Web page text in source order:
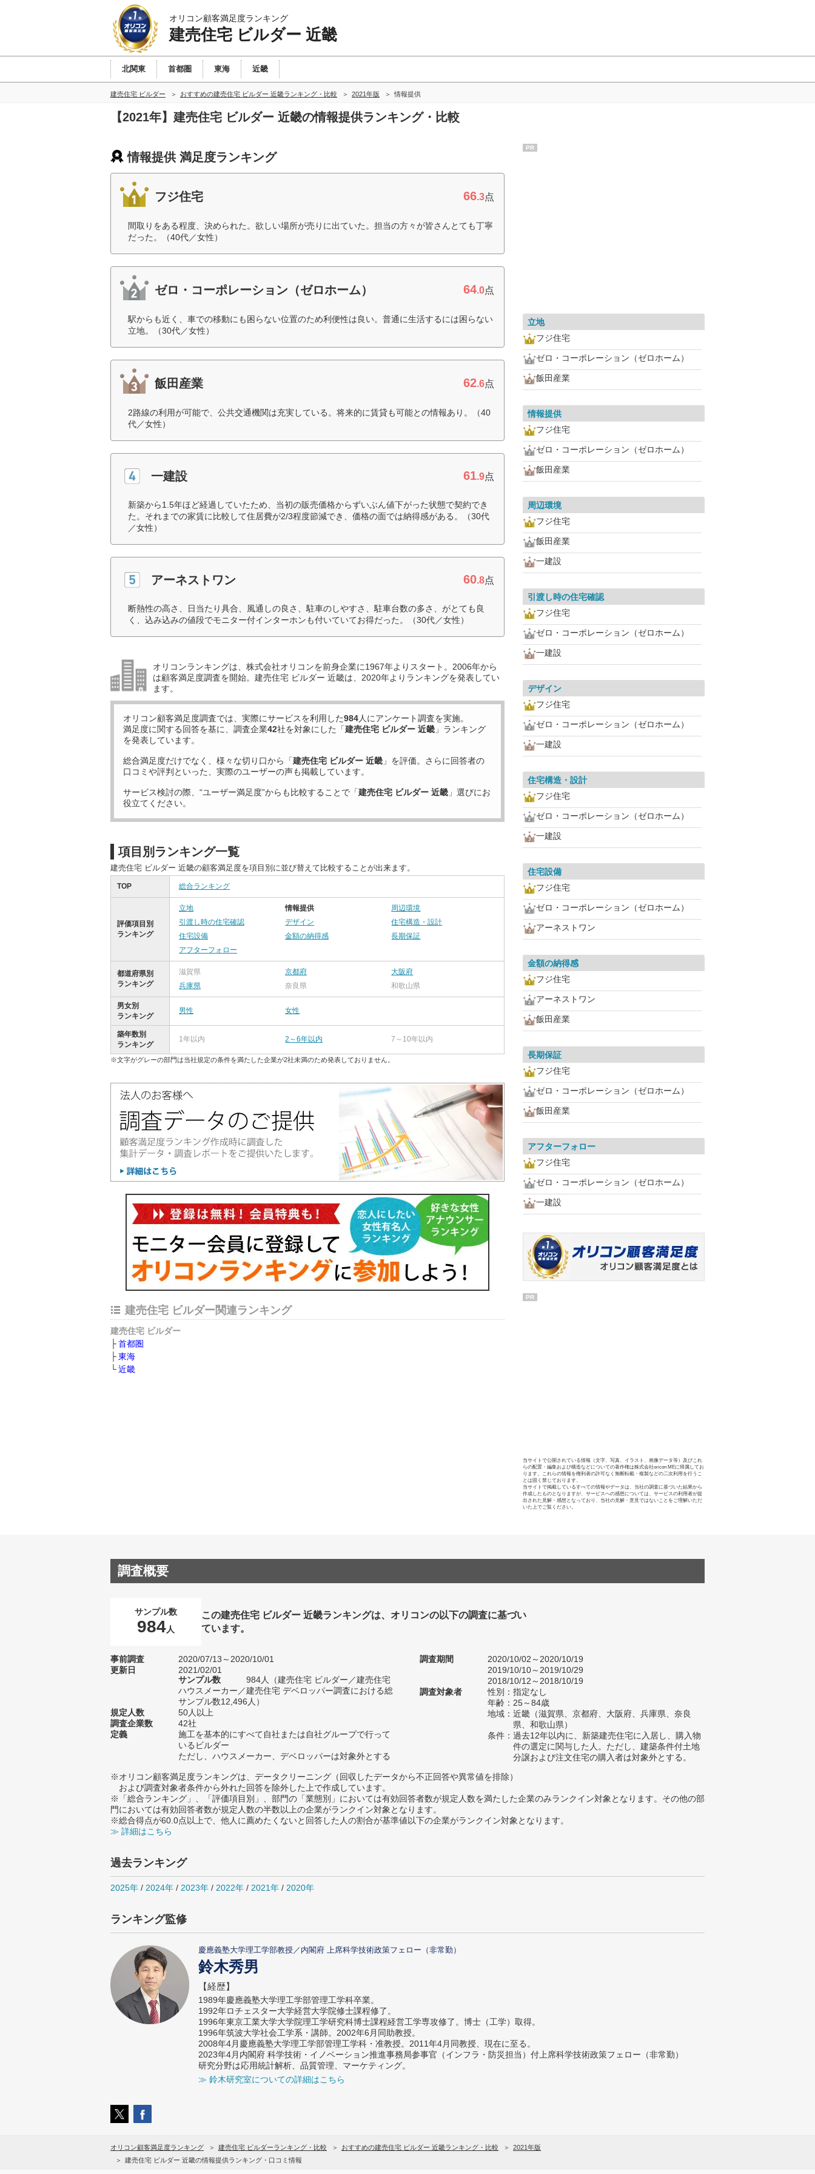
オリコン顧客満足度ランキング
建売住宅 ビルダー 近畿
北関東 首都圏 東海 近畿
建売住宅 ビルダー おすすめの建売住宅 ビルダー 近畿ランキング・比較 2021年版 情報提供
【2021年】建売住宅 ビルダー 近畿の情報提供ランキング・比較
情報提供 満足度ランキング
フジ住宅 66.3点
間取りをある程度、決められた。欲しい場所が売りに出ていた。担当の方々が皆さんとても丁寧
だった。（40代／女性）
ゼロ・コーポレーション（ゼロホーム） 64.0点
駅からも近く、車での移動にも困らない位置のため利便性は良い。普通に生活するには困らない
立地。（30代／女性）
飯田産業 62.6点
2路線の利用が可能で、公共交通機関は充実している。将来的に賃貸も可能との情報あり。（40
代／女性）
一建設 61.9点
新築から1.5年ほど経過していたため、当初の販売価格からずいぶん値下がった状態で契約でき
た。それまでの家賃に比較して住居費が2/3程度節減でき、価格の面では納得感がある。（30代
／女性）
アーネストワン 60.8点
断熱性の高さ、日当たり具合、風通しの良さ、駐車のしやすさ、駐車台数の多さ、がとても良
く、込み込みの値段でモニター付インターホンも付いていてお得だった。（30代／女性）
オリコンランキングは、株式会社オリコンを前身企業に1967年よりスタート。2006年から
は顧客満足度調査を開始。建売住宅 ビルダー 近畿は、2020年よりランキングを発表してい
ます。
オリコン顧客満足度調査では、実際にサービスを利用した984人にアンケート調査を実施。
満足度に関する回答を基に、調査企業42社を対象にした「建売住宅 ビルダー 近畿 」ランキング
を発表しています。
総合満足度だけでなく、様々な切り口から「建売住宅 ビルダー 近畿 」を評価。さらに回答者の
口コミや評判といった、実際のユーザーの声も掲載しています。
サービス検討の際、“ユーザー満足度”からも比較することで「建売住宅 ビルダー 近畿 」選びにお
役立てください。
項目別ランキング一覧
建売住宅 ビルダー 近畿の顧客満足度を項目別に並び替えて比較することが出来ます。
TOP 総合ランキング
評価項目別
ランキング
立地 情報提供
周辺環境
引渡し時の住宅確認
デザイン
住宅構造・設計
住宅設備
金額の納得感
長期保証
アフターフォロー
都道府県別
ランキング
滋賀県 京都府
大阪府
兵庫県
奈良県 和歌山県
男女別
ランキング
男性 女性
築年数別
ランキング
1年以内 2～6年以内 7～10年以内
※文字がグレーの部門は当社規定の条件を満たした企業が2社未満のため発表しておりません。
建売住宅 ビルダー関連ランキング
建売住宅 ビルダー
首都圏
東海
近畿
PR
立地
フジ住宅
ゼロ・コーポレーション（ゼロホーム）
飯田産業
情報提供
フジ住宅
ゼロ・コーポレーション（ゼロホーム）
飯田産業
周辺環境
フジ住宅
飯田産業
一建設
引渡し時の住宅確認
フジ住宅
ゼロ・コーポレーション（ゼロホーム）
一建設
デザイン
フジ住宅
ゼロ・コーポレーション（ゼロホーム）
一建設
住宅構造・設計
フジ住宅
ゼロ・コーポレーション（ゼロホーム）
一建設
住宅設備
フジ住宅
ゼロ・コーポレーション（ゼロホーム）
アーネストワン
金額の納得感
フジ住宅
アーネストワン
飯田産業
長期保証
フジ住宅
ゼロ・コーポレーション（ゼロホーム）
飯田産業
アフターフォロー
フジ住宅
ゼロ・コーポレーション（ゼロホーム）
一建設
PR
当サイトで公開されている情報（文字、写真、イラスト、画像データ等）及びこれ
らの配置・編集および構造などについての著作権は株式会社oricon MEに帰属してお
ります。これらの情報を権利者の許可なく無断転載・複製などの二次利用を行うこ
とは固く禁じております。
当サイトで掲載しているすべての情報やデータは、当社の調査に基づいた結果から
作成したものとなりますが、サービスへの感想については、サービスの利用者が提
出された見解・感想となっており、当社の見解・意見ではないことをご理解いただ
いた上でご覧ください。
調査概要
サンプル数
984人
この建売住宅 ビルダー 近畿ランキングは、オリコンの以下の調査に基づい
ています。
事前調査
2020/07/13～2020/10/01
更新日
2021/02/01
サンプル数
984人（建売住宅 ビルダー／建売住宅
ハウスメーカー／建売住宅 デベロッパー調査における総
サンプル数12,496人）
規定人数
50人以上
調査企業数
42社
定義
施工を基本的にすべて自社または自社グループで行って
いるビルダー
ただし、ハウスメーカー、デベロッパーは対象外とする
調査期間
2020/10/02～2020/10/19
2019/10/10～2019/10/29
2018/10/12～2018/10/19
調査対象者
性別：指定なし
年齢：25～84歳
地域：近畿（滋賀県、京都府、大阪府、兵庫県、奈良
県、和歌山県）
条件：過去12年以内に、新築建売住宅に入居し、購入物
件の選定に関与した人。ただし、建築条件付土地
分譲および注文住宅の購入者は対象外とする。
※オリコン顧客満足度ランキングは、データクリーニング（回収したデータから不正回答や異常値を排除）
および調査対象者条件から外れた回答を除外した上で作成しています。
※「総合ランキング」、「評価項目別」、部門の「業態別」においては有効回答者数が規定人数を満たした企業のみランクイン対象となります。その他の部
門においては有効回答者数が規定人数の半数以上の企業がランクイン対象となります。
※総合得点が60.0点以上で、他人に薦めたくないと回答した人の割合が基準値以下の企業がランクイン対象となります。
≫ 詳細はこちら
過去ランキング
2025年 / 2024年 / 2023年 / 2022年 / 2021年 / 2020年
ランキング監修
慶應義塾大学理工学部教授／内閣府 上席科学技術政策フェロー（非常勤）
鈴木秀男
【経歴】
1989年慶應義塾大学理工学部管理工学科卒業。
1992年ロチェスター大学経営大学院修士課程修了。
1996年東京工業大学大学院理工学研究科博士課程経営工学専攻修了。博士（工学）取得。
1996年筑波大学社会工学系・講師。2002年6月同助教授。
2008年4月慶應義塾大学理工学部管理工学科・准教授。2011年4月同教授、現在に至る。
2023年4月内閣府 科学技術・イノベーション推進事務局参事官（インフラ・防災担当）付上席科学技術政策フェロー（非常勤）
研究分野は応用統計解析、品質管理、マーケティング。
≫ 鈴木研究室についての詳細はこちら
オリコン顧客満足度ランキング 建売住宅 ビルダーランキング・比較 おすすめの建売住宅 ビルダー 近畿ランキング・比較
2021年版
建売住宅 ビルダー 近畿の情報提供ランキング・口コミ情報